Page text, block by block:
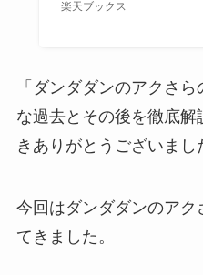
楽天ブックス
「ダンダダンのアクさ
な過去とその後を徹底
きありがとうございまし
今回はダンダダンのア
てきました。